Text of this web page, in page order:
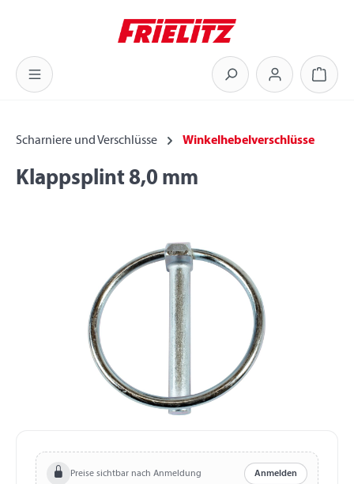
Zum Hauptinhalt springen
Scharniere und Verschlüsse Winkelhebelverschlüsse
Klappsplint 8,0 mm
Bildergalerie überspringen
Preise sichtbar nach Anmeldung Anmelden